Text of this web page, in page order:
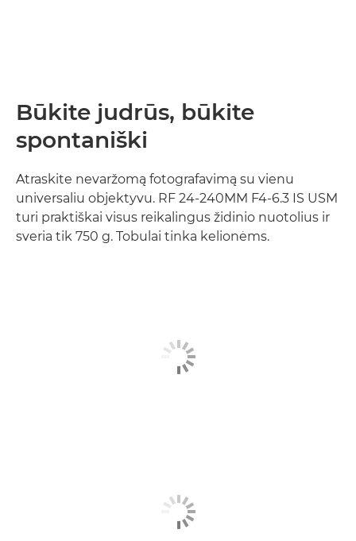
Būkite judrūs, būkite
spontaniški
Atraskite nevaržomą fotografavimą su vienu
universaliu objektyvu. RF 24-240MM F4-6.3 IS USM
turi praktiškai visus reikalingus židinio nuotolius ir
sveria tik 750 g. Tobulai tinka kelionėms.